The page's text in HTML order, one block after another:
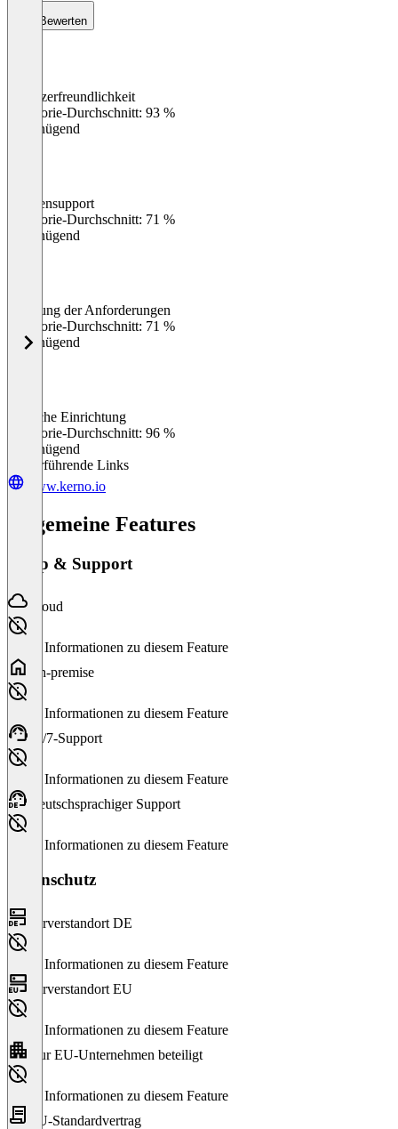
Bewerten
Benutzerfreundlichkeit
Kategorie-Durchschnitt: 93 %
Ungenügend
Kundensupport
Kategorie-Durchschnitt: 71 %
Ungenügend
Erfüllung der Anforderungen
Kategorie-Durchschnitt: 71 %
Ungenügend
Einfache Einrichtung
Kategorie-Durchschnitt: 96 %
Ungenügend
Weiterführende Links
www.kerno.io
Allgemeine Features
Setup & Support
Cloud
Keine Informationen zu diesem Feature
On-premise
Keine Informationen zu diesem Feature
24/7-Support
Keine Informationen zu diesem Feature
Deutschsprachiger Support
Keine Informationen zu diesem Feature
Datenschutz
Serverstandort DE
Keine Informationen zu diesem Feature
Serverstandort EU
Keine Informationen zu diesem Feature
Nur EU-Unternehmen beteiligt
Keine Informationen zu diesem Feature
EU-Standardvertrag